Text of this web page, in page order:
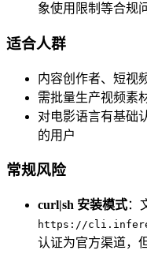
象使用限制等合规
适合人群
内容创作者、短视
需批量生产视频素
对电影语言有基础
的用户
常规风险
curl|sh 安装模式：
https://
认证为官方渠道，